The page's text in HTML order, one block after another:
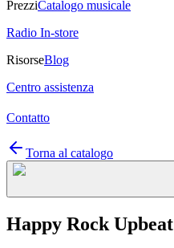
PrezziCatalogo musicale
Radio In-store
RisorseBlog
Centro assistenza
Contatto
Torna al catalogo
Happy Rock Upbeat